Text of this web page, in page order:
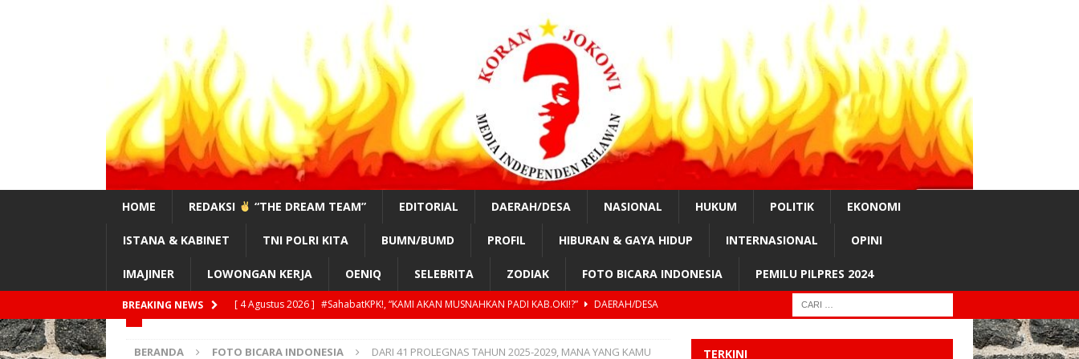
HOME REDAKSI “THE DREAM TEAM” EDITORIAL DAERAH/DESA NASIONAL HUKUM POLITIK EKONOMI
ISTANA & KABINET TNI POLRI KITA BUMN/BUMD PROFIL HIBURAN & GAYA HIDUP INTERNASIONAL OPINI
IMAJINER LOWONGAN KERJA OENIQ SELEBRITA ZODIAK FOTO BICARA INDONESIA PEMILU PILPRES 2024
BREAKING NEWS [ 4 Agustus 2026 ] #SahabatKPK!, “KAMI AKAN MUSNAHKAN PADI KAB.OKI!?”
DAERAH/DESA
BERANDA FOTO BICARA INDONESIA
DARI 41 PROLEGNAS TAHUN 2025-2029, MANA YANG KAMU
TERKINI